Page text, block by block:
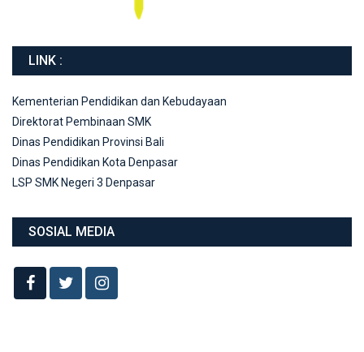
LINK :
Kementerian Pendidikan dan Kebudayaan
Direktorat Pembinaan SMK
Dinas Pendidikan Provinsi Bali
Dinas Pendidikan Kota Denpasar
LSP SMK Negeri 3 Denpasar
SOSIAL MEDIA